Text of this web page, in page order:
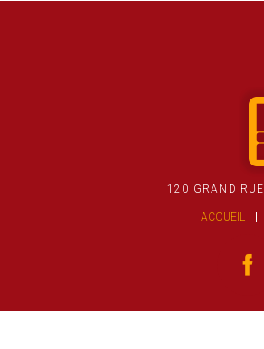
120 GRAND
ACCUEIL